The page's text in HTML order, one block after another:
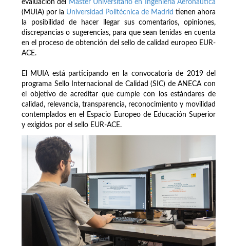
evaluación del
Máster Universitario en Ingeniería Aeronáutica
(MUIA) por la Universidad Politécnica de Madrid tienen ahora
la posibilidad de hacer llegar sus comentarios, opiniones,
discrepancias o sugerencias, para que sean tenidas en cuenta
en el proceso de obtención del sello de calidad europeo EUR-
ACE.
El MUIA está participando en la convocatoria de 2019 del
programa Sello Internacional de Calidad (SIC) de ANECA con
el objetivo de acreditar que cumple con los estándares de
calidad, relevancia, transparencia, reconocimiento y movilidad
contemplados en el Espacio Europeo de Educación Superior
y exigidos por el sello EUR-ACE.